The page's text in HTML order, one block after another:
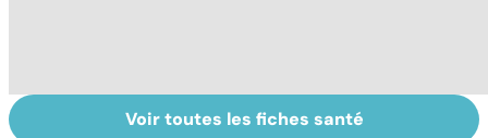
Le magnésium,
Intestin irritable :
Voir toutes les fiches santé